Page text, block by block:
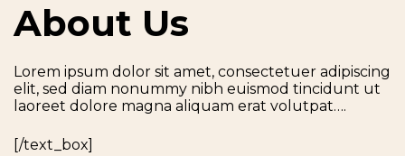
About Us
Lorem ipsum dolor sit amet, consectetuer adipiscing
elit, sed diam nonummy nibh euismod tincidunt ut
laoreet dolore magna aliquam erat volutpat….
[/text_box]